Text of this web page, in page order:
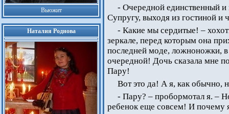
Вьюжит
Наталия Роднова
- Очередной единственный
Супругу, выходя из гостиной и
- Какие мы сердитые! –
зеркале, перед которым она
последней моде, ложноножки,
очередной! Дочь сказала мне
Пару!
Вот это да! А я, как обычно,
- Пару? – пробормотал я. –
ребенок еще совсем! И почему